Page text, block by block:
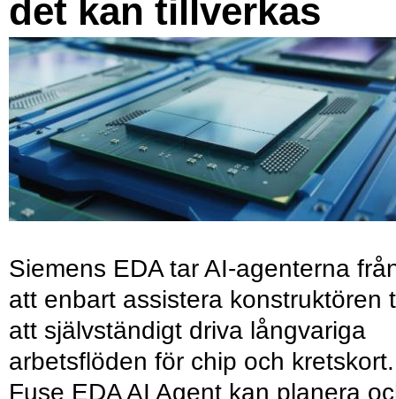
det kan tillverkas
Siemens EDA tar AI-agenterna
att enbart assistera konstruktören
att självständigt driva långvariga
arbetsflöden för chip och kretskort.
Fuse EDA AI Agent kan planera